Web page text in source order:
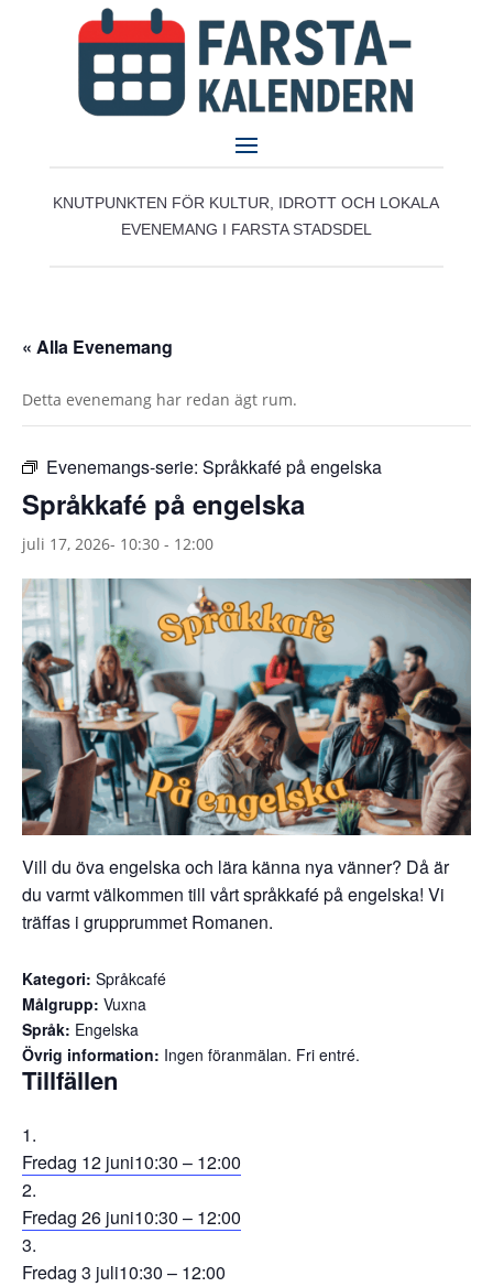
KNUTPUNKTEN FÖR KULTUR, IDROTT OCH LOKALA
EVENEMANG I FARSTA STADSDEL
« Alla Evenemang
Detta evenemang har redan ägt rum.
Evenemangs-serie: Språkkafé på engelska
Språkkafé på engelska
juli 17, 2026- 10:30 - 12:00
Vill du öva engelska och lära känna nya vänner? Då är
du varmt välkommen till vårt språkkafé på engelska! Vi
träffas i grupprummet Romanen.
Kategori: Språkcafé
Målgrupp: Vuxna
Språk: Engelska
Övrig information: Ingen föranmälan. Fri entré.
Tillfällen
Fredag 12 juni10:30 – 12:00
Fredag 26 juni10:30 – 12:00
Fredag 3 juli10:30 – 12:00